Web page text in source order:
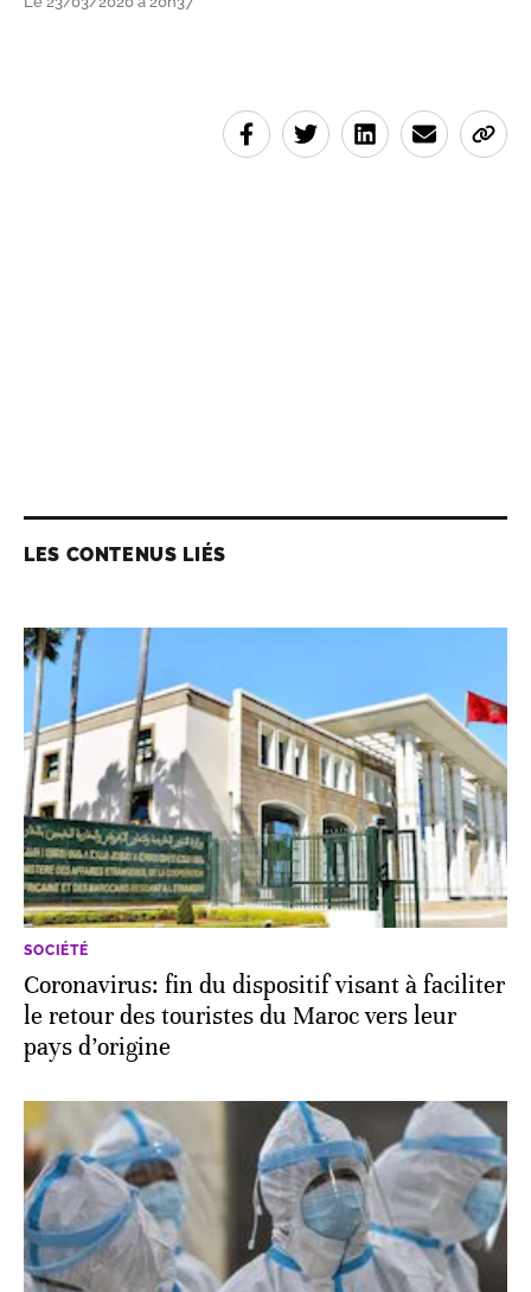
LES CONTENUS LIÉS
SOCIÉTÉ
Coronavirus: fin du dispositif visant à faciliter
le retour des touristes du Maroc vers leur
pays d’origine